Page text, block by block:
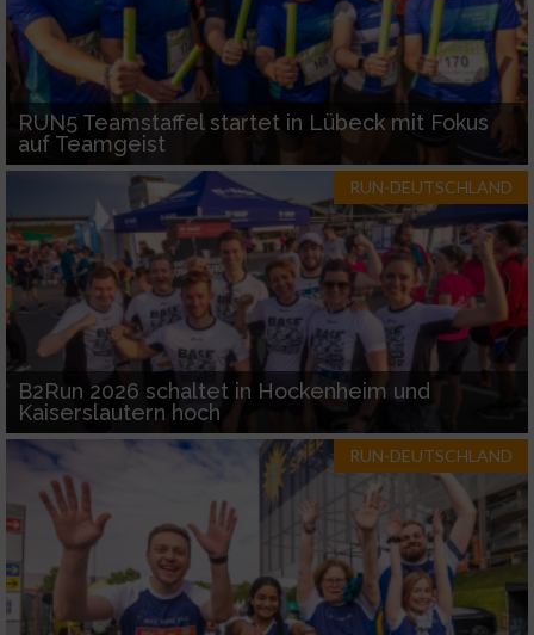
RUN5 Teamstaffel startet in Lübeck mit Fokus
auf Teamgeist
RUN-DEUTSCHLAND
B2Run 2026 schaltet in Hockenheim und
Kaiserslautern hoch
RUN-DEUTSCHLAND